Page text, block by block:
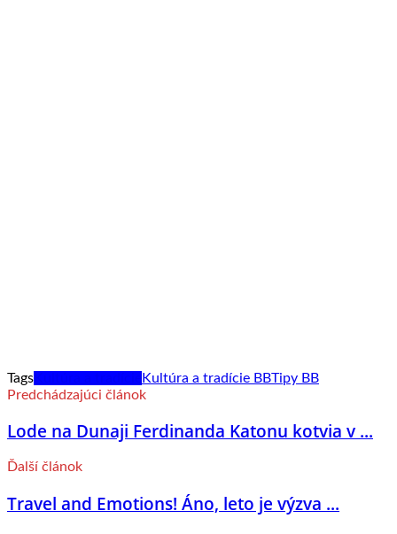
Tags Kultúra a tradície BBTipy BB
Predchádzajúci článok
Lode na Dunaji Ferdinanda Katonu kotvia v ...
Ďalší článok
Travel and Emotions! Áno, leto je výzva ...